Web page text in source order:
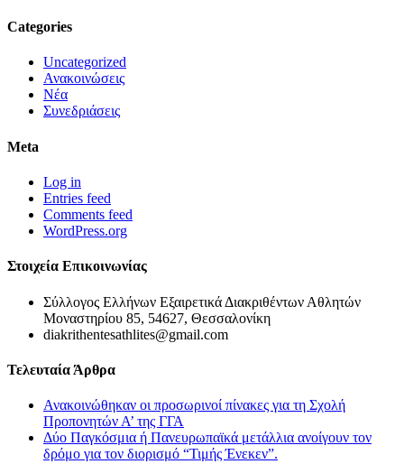
Categories
Uncategorized
Ανακοινώσεις
Νέα
Συνεδριάσεις
Meta
Log in
Entries feed
Comments feed
WordPress.org
Στοιχεία Επικοινωνίας
Σύλλογος Ελλήνων Εξαιρετικά Διακριθέντων Αθλητών
Μοναστηρίου 85, 54627, Θεσσαλονίκη
diakrithentesathlites@gmail.com
Τελευταία Άρθρα
Ανακοινώθηκαν οι προσωρινοί πίνακες για τη Σχολή
Προπονητών Α’ της ΓΓΑ
Δύο Παγκόσμια ή Πανευρωπαϊκά μετάλλια ανοίγουν τον
δρόμο για τον διορισμό “Τιμής Ένεκεν”.